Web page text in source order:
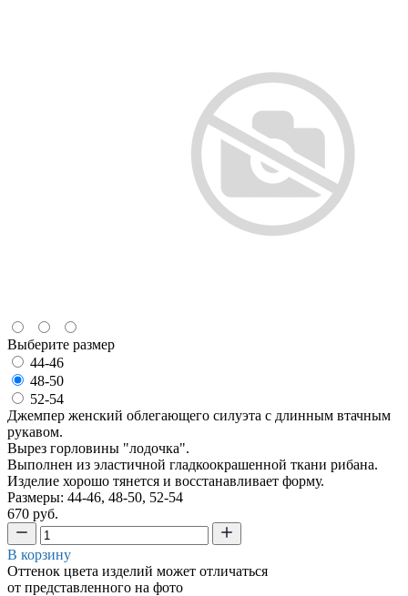
Выберите размер
44-46
48-50
52-54
Джемпер женский облегающего силуэта с длинным втачным
рукавом.
Вырез горловины "лодочка".
Выполнен из эластичной гладкоокрашенной ткани рибана.
Изделие хорошо тянется и восстанавливает форму.
Размеры: 44-46, 48-50, 52-54
670 руб.
В корзину
Оттенок цвета изделий может отличаться
от представленного на фото